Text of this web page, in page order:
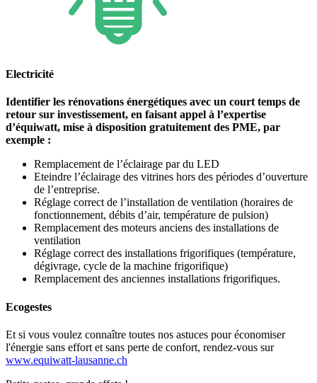
Electricité
Identifier les rénovations énergétiques avec un court temps de
retour sur investissement, en faisant appel à l’expertise
d’équiwatt, mise à disposition gratuitement des PME, par
exemple :
Remplacement de l’éclairage par du LED
Eteindre l’éclairage des vitrines hors des périodes d’ouverture
de l’entreprise.
Réglage correct de l’installation de ventilation (horaires de
fonctionnement, débits d’air, température de pulsion)
Remplacement des moteurs anciens des installations de
ventilation
Réglage correct des installations frigorifiques (température,
dégivrage, cycle de la machine frigorifique)
Remplacement des anciennes installations frigorifiques.
Ecogestes
Et si vous voulez connaître toutes nos astuces pour économiser
l'énergie sans effort et sans perte de confort, rendez-vous sur
www.equiwatt-lausanne.ch